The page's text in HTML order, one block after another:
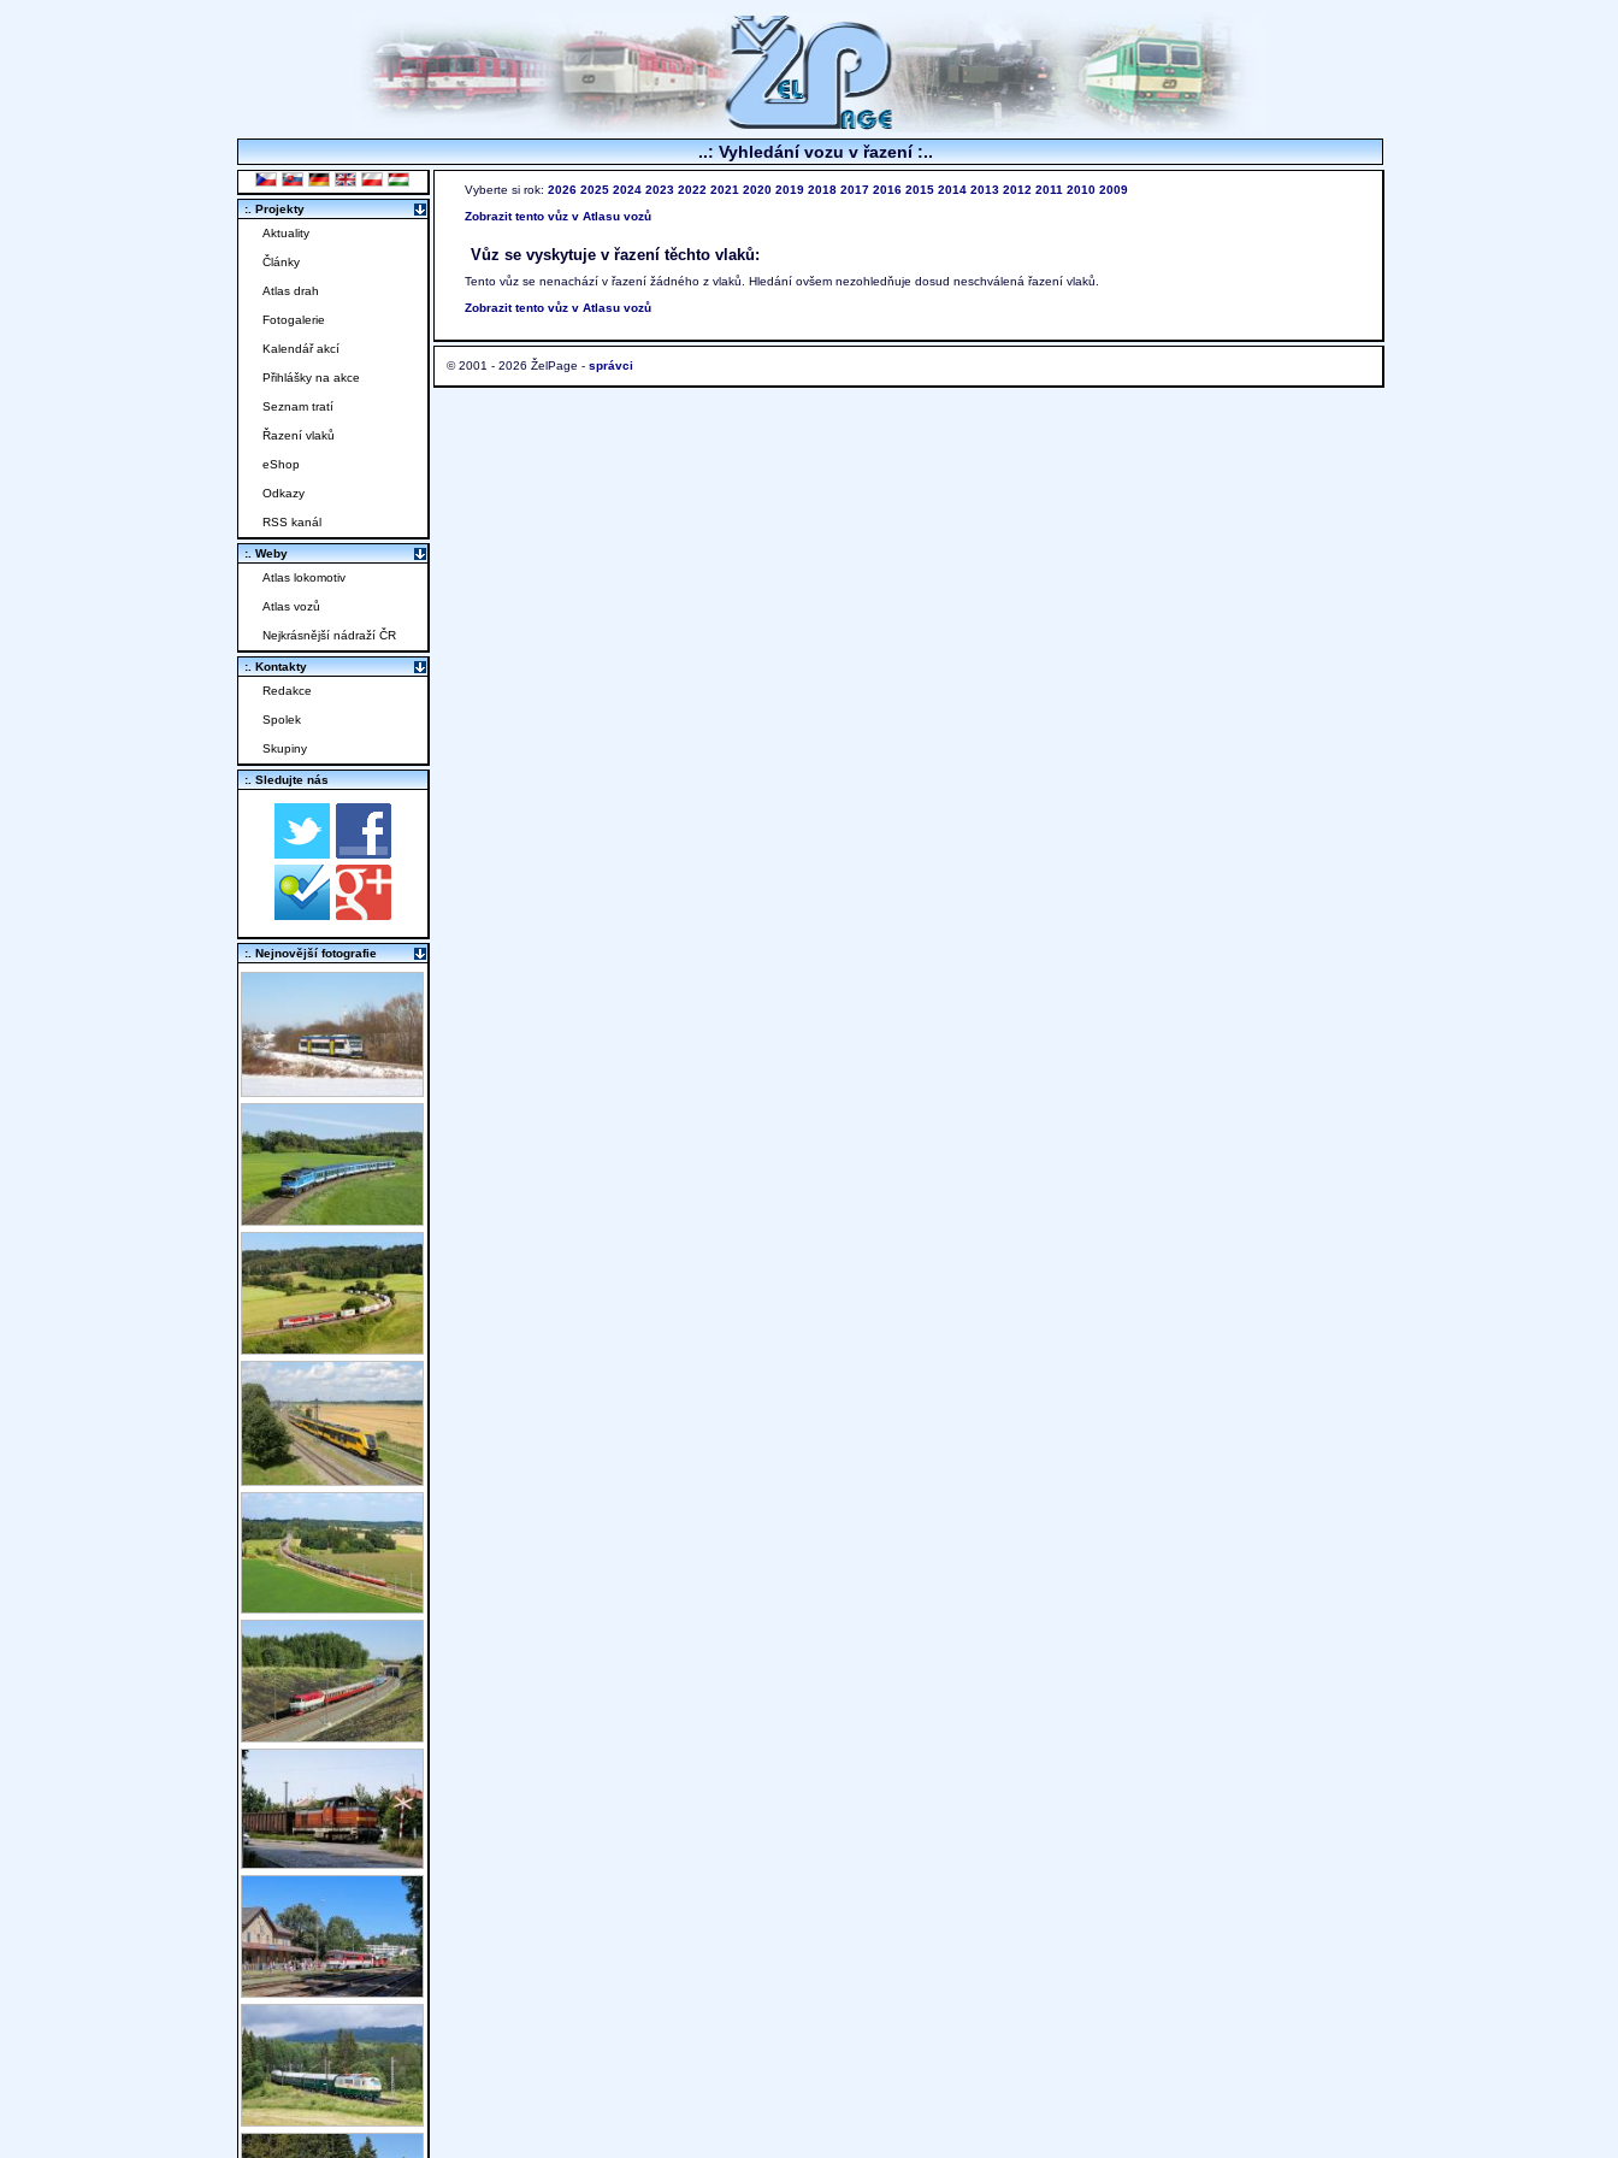
..: Vyhledání vozu v řazení :..
Vyberte si rok: 2026 2025 2024 2023 2022 2021 2020 2019 2018 2017 2016 2015 2014 2013 2012 2011 2010 2009
Zobrazit tento vůz v Atlasu vozů
Vůz se vyskytuje v řazení těchto vlaků:
Tento vůz se nenachází v řazení žádného z vlaků. Hledání ovšem nezohledňuje dosud neschválená řazení vlaků.
Zobrazit tento vůz v Atlasu vozů
© 2001 - 2026 ŽelPage - správci
:. Projekty
Aktuality
Články
Atlas drah
Fotogalerie
Kalendář akcí
Přihlášky na akce
Seznam tratí
Řazení vlaků
eShop
Odkazy
RSS kanál
:. Weby
Atlas lokomotiv
Atlas vozů
Nejkrásnější nádraží ČR
:. Kontakty
Redakce
Spolek
Skupiny
:. Sledujte nás
:. Nejnovější fotografie